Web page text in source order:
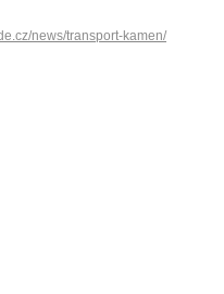
news/transport-kamen/